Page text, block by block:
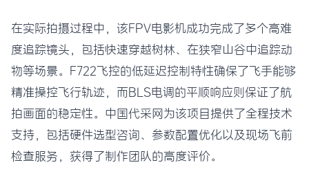
在实际拍摄过程中，该FPV电影机成功完成了多个高难
度追踪镜头，包括快速穿越树林、在狭窄山谷中追踪动
物等场景。F722飞控的低延迟控制特性确保了飞手能够
精准操控飞行轨迹，而BLS电调的平顺响应则保证了航
拍画面的稳定性。中国代采网为该项目提供了全程技术
支持，包括硬件选型咨询、参数配置优化以及现场飞前
检查服务，获得了制作团队的高度评价。